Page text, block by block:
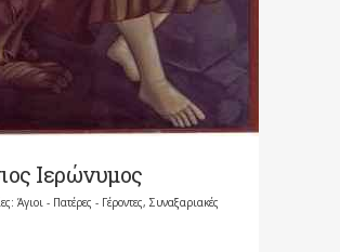
Ιερώνυμος
Άγιοι - Πατέρες - Γέροντες, Συναξαριακές